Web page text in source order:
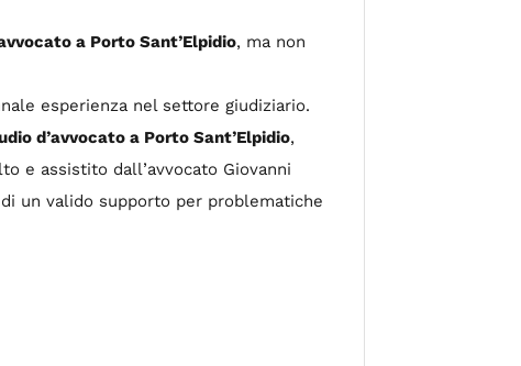
a Porto Sant’Elpidio, ma non
esperienza nel settore giudiziario.
d’avvocato a Porto Sant’Elpidio,
e assistito dall’avvocato Giovanni
un valido supporto per problematiche